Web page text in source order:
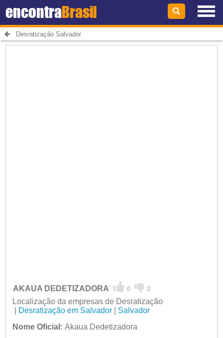
encontraBrasil
Desratização Salvador
AKAUA DEDETIZADORA 0 0
Localização da empresas de Desratização
Desratização em Salvador| Salvador
Nome Oficial: Akaua Dedetizadora